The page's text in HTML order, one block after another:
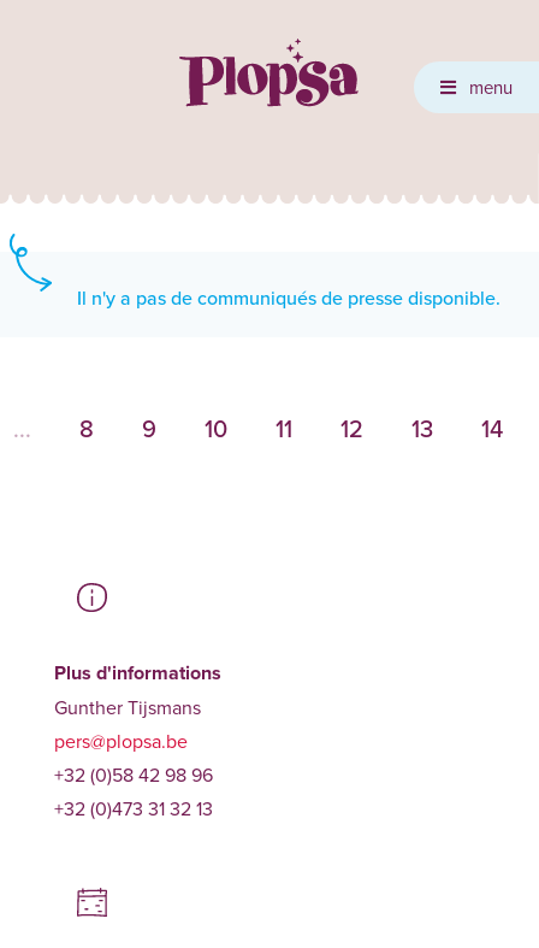
menu
Il n'y a pas de communiqués de presse disponible.
... 8 9 10 11 12 13 14
Plus d'informations
Gunther Tijsmans
pers@plopsa.be
+32 (0)58 42 98 96
+32 (0)473 31 32 13